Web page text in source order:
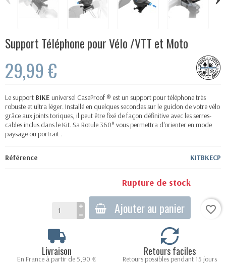
Support Téléphone pour Vélo /VTT et Moto
29,99 €
Le support BIKE universel CaseProof ® est un support pour téléphone très
robuste et ultra léger. Installé en quelques secondes sur le guidon de votre vélo
grâce aux joints toriques, il peut être fixé de façon définitive avec les serres-
cables inclus dans le Kit. Sa Rotule 360° vous permettra d'orienter en mode
paysage ou portrait .
Référence KITBKECP
Rupture de stock
Ajouter au panier favorite_border
Livraison
En France à partir de 5,90 €
Retours faciles
Retours possibles pendant 15 jours